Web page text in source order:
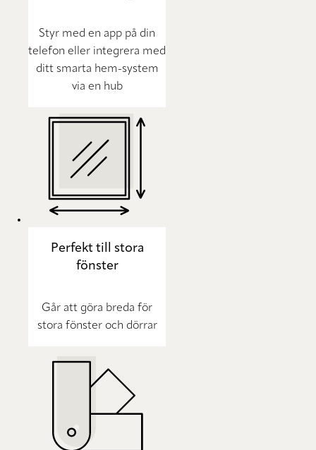
Styr med en app på din
telefon eller integrera med
ditt smarta hem-system
via en hub
Perfekt till stora
fönster
Går att göra breda för
stora fönster och dörrar